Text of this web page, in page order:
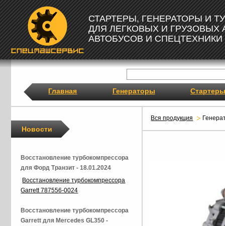
СТАРТЕРЫ, ГЕНЕРАТОРЫ И
ДЛЯ ЛЕГКОВЫХ И ГРУЗОВЫХ
АВТОБУСОВ И СПЕЦТЕХНИКИ
Главная Генераторы Стартеры
Вся продукция
Новости
Восстановление турбокомпрессора
для Форд Транзит - 18.01.2024
Восстановление турбокомпрессора
Garrett 787556-0024
Восстановление турбокомпрессора
Garrett для Mercedes GL350 -